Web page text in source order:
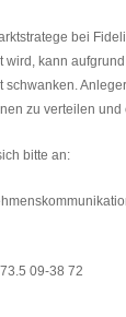
bei
wird, kann
schwanken.
zu verteilen
bitte an:
09-38 72